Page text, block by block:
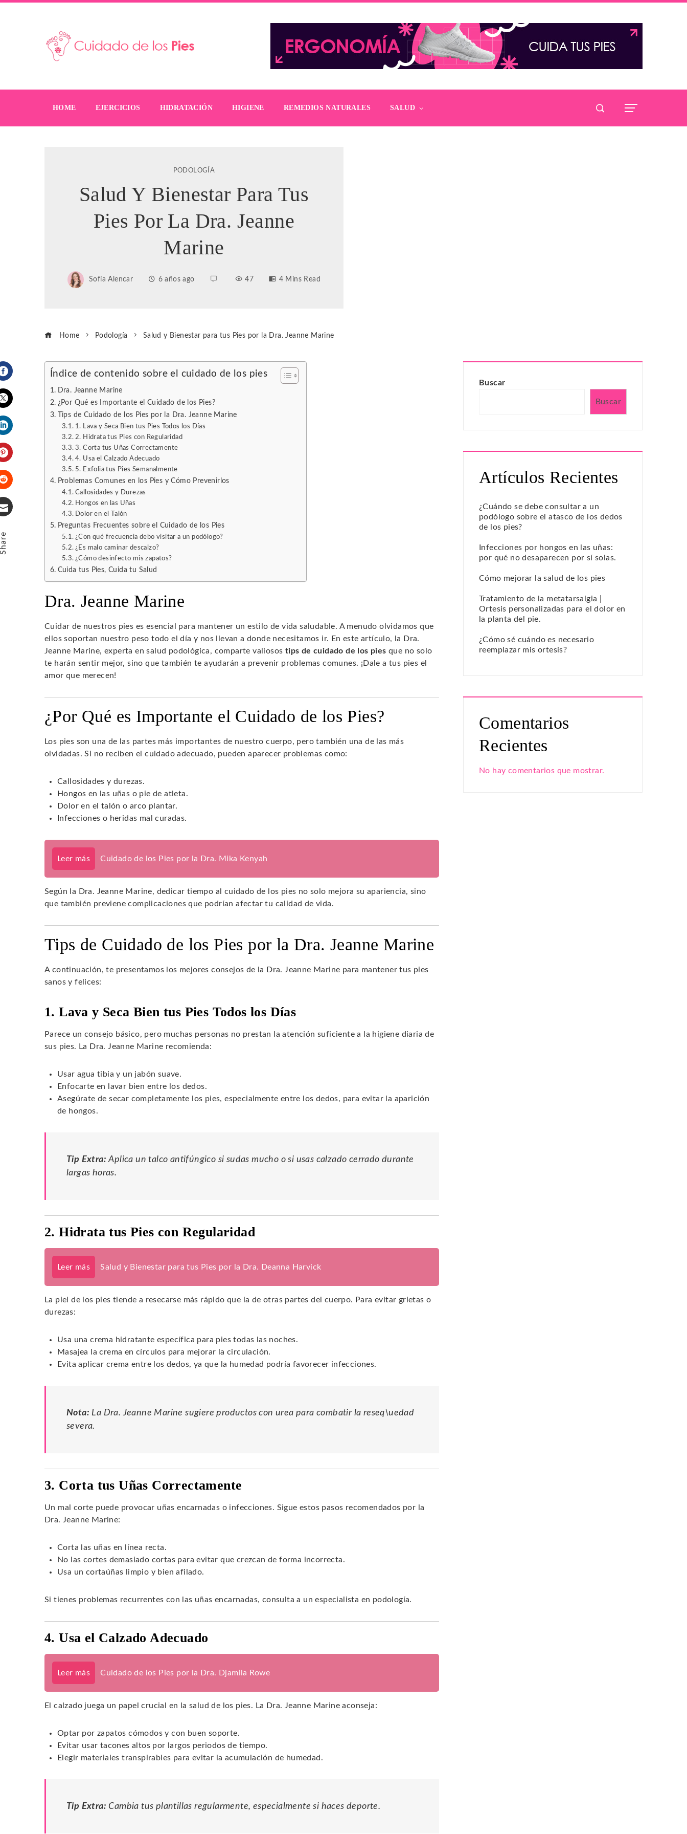
HOME EJERCICIOS HIDRATACIÓN HIGIENE REMEDIOS NATURALES SALUD
PODOLOGÍA
Salud Y Bienestar Para Tus
Pies Por La Dra. Jeanne
Marine
Sofía Alencar 6 años ago 47 4 Mins Read
Home Podología Salud y Bienestar para tus Pies por la Dra. Jeanne Marine
Facebook
Twitter
LinkedIn
Pinterest
Stumbleupon
Índice de contenido sobre el cuidado de los pies
Dra. Jeanne Marine
¿Por Qué es Importante el Cuidado de los Pies?
Tips de Cuidado de los Pies por la Dra. Jeanne Marine
1. Lava y Seca Bien tus Pies Todos los Días
2. Hidrata tus Pies con Regularidad
3. Corta tus Uñas Correctamente
4. Usa el Calzado Adecuado
5. Exfolia tus Pies Semanalmente
Problemas Comunes en los Pies y Cómo Prevenirlos
Callosidades y Durezas
Hongos en las Uñas
Dolor en el Talón
Preguntas Frecuentes sobre el Cuidado de los Pies
¿Con qué frecuencia debo visitar a un podólogo?
¿Es malo caminar descalzo?
¿Cómo desinfecto mis zapatos?
Cuida tus Pies, Cuida tu Salud
Dra. Jeanne Marine
Cuidar de nuestros pies es esencial para mantener un estilo de vida saludable. A menudo olvidamos que
ellos soportan nuestro peso todo el día y nos llevan a donde necesitamos ir. En este artículo, la Dra.
Jeanne Marine, experta en salud podológica, comparte valiosos tips de cuidado de los pies que no solo
te harán sentir mejor, sino que también te ayudarán a prevenir problemas comunes. ¡Dale a tus pies el
amor que merecen!
¿Por Qué es Importante el Cuidado de los Pies?
Los pies son una de las partes más importantes de nuestro cuerpo, pero también una de las más
olvidadas. Si no reciben el cuidado adecuado, pueden aparecer problemas como:
Callosidades y durezas.
Hongos en las uñas o pie de atleta.
Dolor en el talón o arco plantar.
Infecciones o heridas mal curadas.
Leer más Cuidado de los Pies por la Dra. Mika Kenyah
Según la Dra. Jeanne Marine, dedicar tiempo al cuidado de los pies no solo mejora su apariencia, sino
que también previene complicaciones que podrían afectar tu calidad de vida.
Tips de Cuidado de los Pies por la Dra. Jeanne Marine
A continuación, te presentamos los mejores consejos de la Dra. Jeanne Marine para mantener tus pies
sanos y felices:
1. Lava y Seca Bien tus Pies Todos los Días
Parece un consejo básico, pero muchas personas no prestan la atención suficiente a la higiene diaria de
sus pies. La Dra. Jeanne Marine recomienda:
Usar agua tibia y un jabón suave.
Enfocarte en lavar bien entre los dedos.
Asegúrate de secar completamente los pies, especialmente entre los dedos, para evitar la aparición
de hongos.
Tip Extra: Aplica un talco antifúngico si sudas mucho o si usas calzado cerrado durante
largas horas.
2. Hidrata tus Pies con Regularidad
Leer más Salud y Bienestar para tus Pies por la Dra. Deanna Harvick
La piel de los pies tiende a resecarse más rápido que la de otras partes del cuerpo. Para evitar grietas o
durezas:
Usa una crema hidratante específica para pies todas las noches.
Masajea la crema en círculos para mejorar la circulación.
Evita aplicar crema entre los dedos, ya que la humedad podría favorecer infecciones.
Nota: La Dra. Jeanne Marine sugiere productos con urea para combatir la reseq\uedad
severa.
3. Corta tus Uñas Correctamente
Un mal corte puede provocar uñas encarnadas o infecciones. Sigue estos pasos recomendados por la
Dra. Jeanne Marine:
Corta las uñas en línea recta.
No las cortes demasiado cortas para evitar que crezcan de forma incorrecta.
Usa un cortaúñas limpio y bien afilado.
Si tienes problemas recurrentes con las uñas encarnadas, consulta a un especialista en podología.
4. Usa el Calzado Adecuado
Leer más Cuidado de los Pies por la Dra. Djamila Rowe
El calzado juega un papel crucial en la salud de los pies. La Dra. Jeanne Marine aconseja:
Optar por zapatos cómodos y con buen soporte.
Evitar usar tacones altos por largos periodos de tiempo.
Elegir materiales transpirables para evitar la acumulación de humedad.
Tip Extra: Cambia tus plantillas regularmente, especialmente si haces deporte.
Buscar
Buscar
Artículos Recientes
¿Cuándo se debe consultar a un
podólogo sobre el atasco de los dedos
de los pies?
Infecciones por hongos en las uñas:
por qué no desaparecen por sí solas.
Cómo mejorar la salud de los pies
Tratamiento de la metatarsalgia |
Ortesis personalizadas para el dolor en
la planta del pie.
¿Cómo sé cuándo es necesario
reemplazar mis ortesis?
Comentarios
Recientes
No hay comentarios que mostrar.